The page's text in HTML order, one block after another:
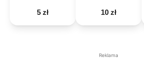
5 zł 10 zł
Reklama